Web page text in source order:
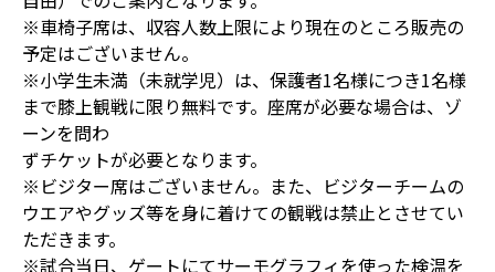
※車椅子席は、収容人数上限により現在のところ販売の
予定はございません。
※小学生未満（未就学児）は、保護者1名様につき1名様
まで膝上観戦に限り無料です。座席が必要な場合は、ゾ
ーンを問わ
ずチケットが必要となります。
※ビジター席はございません。また、ビジターチームの
ウエアやグッズ等を身に着けての観戦は禁止とさせてい
ただきます。
※試合当日、ゲートにてサーモグラフィを使った検温を